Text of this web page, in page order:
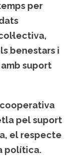
per
benestars i
suport
pel suport
el respecte
política.